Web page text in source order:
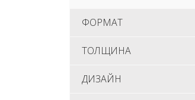
ФОРМАТ
ТОЛЩИНА
ДИЗАЙН